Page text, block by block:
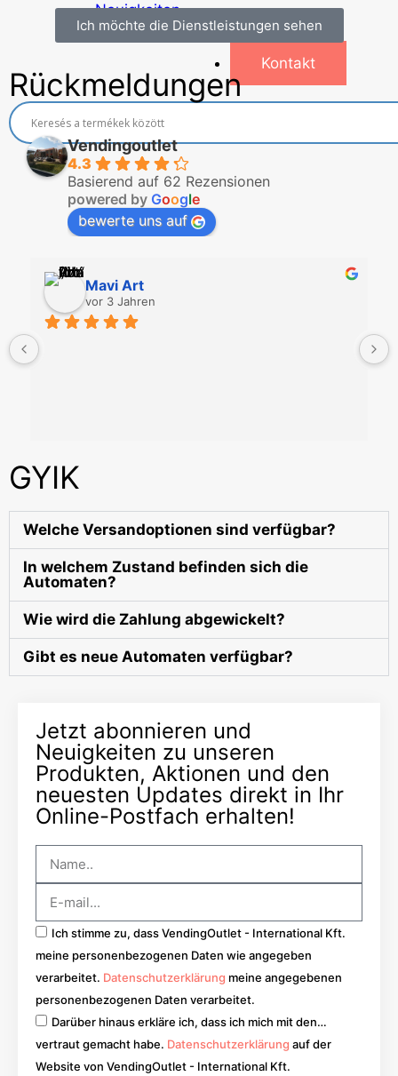
Neuigkeiten
Informationen
Kontakt
Ich möchte die Dienstleistungen sehen
Rückmeldungen
Vendingoutlet
4.3
Basierend auf 62 Rezensionen
powered by Google
bewerte uns auf
Mavi Art
vor 3 Jahren
GYIK
Welche Versandoptionen sind verfügbar?
In welchem Zustand befinden sich die
Automaten?
Wie wird die Zahlung abgewickelt?
Gibt es neue Automaten verfügbar?
Jetzt abonnieren und
Neuigkeiten zu unseren
Produkten, Aktionen und den
neuesten Updates direkt in Ihr
Online-Postfach erhalten!
Ich stimme zu, dass VendingOutlet - International Kft.
meine personenbezogenen Daten wie angegeben
verarbeitet. Datenschutzerklärung meine angegebenen
personenbezogenen Daten verarbeitet.
Darüber hinaus erkläre ich, dass ich mich mit den…
vertraut gemacht habe. Datenschutzerklärung auf der
Website von VendingOutlet - International Kft.